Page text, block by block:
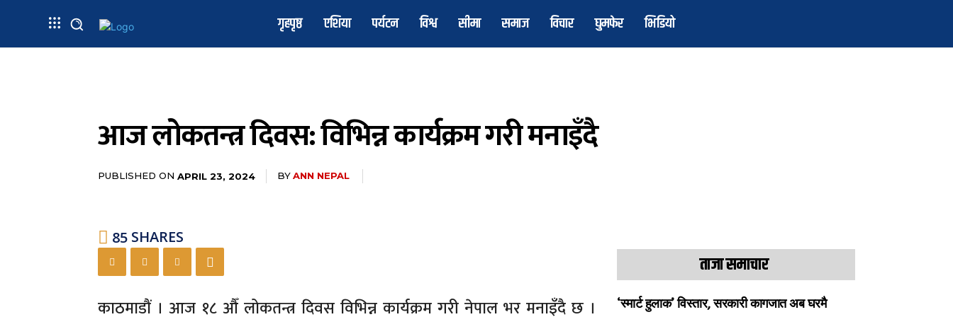
गृहपृष्ठ एशिया पर्यटन विश्व सीमा समाज विचार घुमफेर भिडियो
आज लोकतन्त्र दिवस: विभिन्न कार्यक्रम गरी मनाइँदै
PUBLISHED ON APRIL 23, 2024 BYANN NEPAL
85 SHARES
काठमाडौं । आज १८ औँ लोकतन्त्र दिवस विभिन्न कार्यक्रम गरी नेपाल भर मनाइँदै छ ।
ताजा समाचार
‘स्मार्ट हुलाक’ विस्तार, सरकारी कागजात अब घरमै